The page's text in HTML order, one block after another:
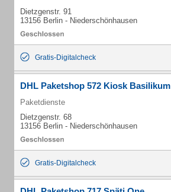
Dietzgenstr. 91
13156 Berlin - Niederschönhausen
Gratis-Digitalcheck
DHL Paketshop 572 Kiosk Basilikum
Paketdienste
Dietzgenstr. 68
13156 Berlin - Niederschönhausen
Gratis-Digitalcheck